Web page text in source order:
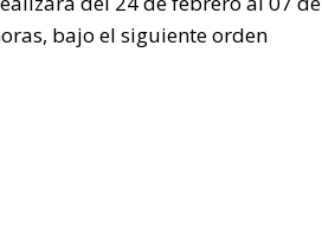
bajo el siguiente orden